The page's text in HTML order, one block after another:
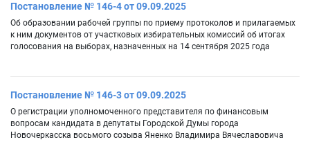
Постановление № 146-4 от 09.09.2025
Об образовании рабочей группы по приему протоколов и прилагаемых
к ним документов от участковых избирательных комиссий об итогах
голосования на выборах, назначенных на 14 сентября 2025 года
Постановление № 146-3 от 09.09.2025
О регистрации уполномоченного представителя по финансовым
вопросам кандидата в депутаты Городской Думы города
Новочеркасска восьмого созыва Яненко Владимира Вячеславовича